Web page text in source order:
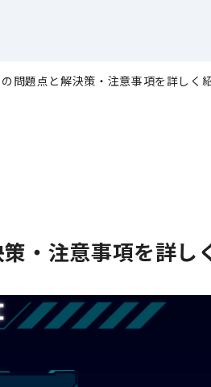
問題点と解決策・注意事項を詳しく
・注意事項を詳し